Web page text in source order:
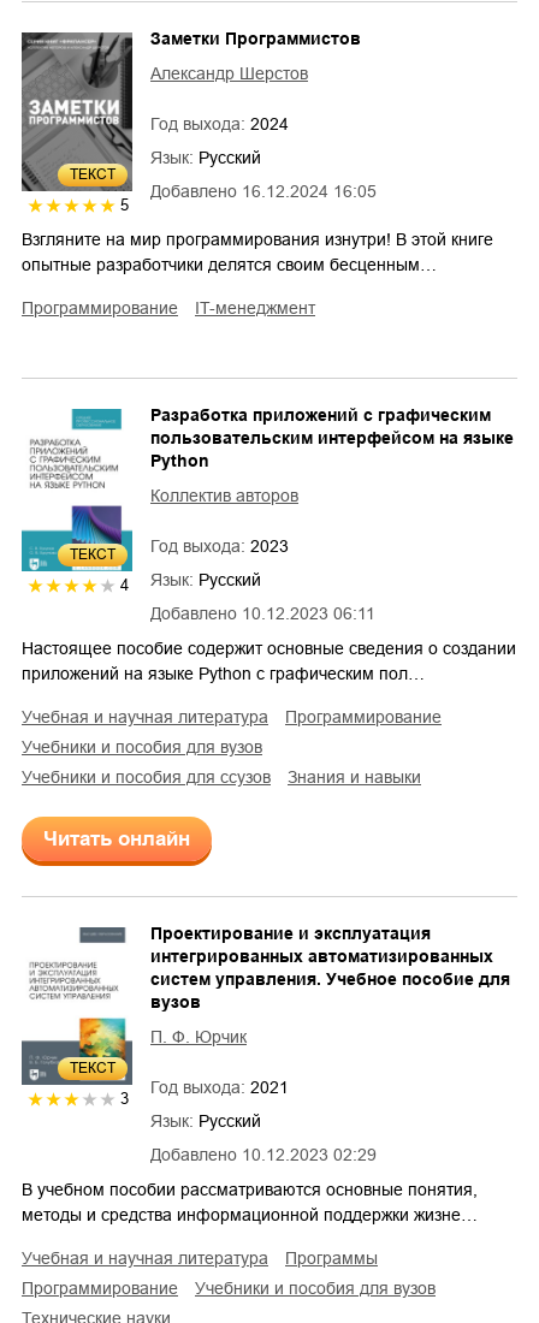
ТЕКСТ
5
Добавлено 16.12.2024 16:05
Заметки Программистов
Александр Шерстов
Год выхода: 2024
Язык: Русский
Взгляните на мир программирования изнутри! В этой книге
опытные разработчики делятся своим бесценным…
программирование IT-менеджмент
ТЕКСТ
4
Добавлено 10.12.2023 06:11
Разработка приложений с графическим
пользовательским интерфейсом на языке
Python
Коллектив авторов
Год выхода: 2023
Язык: Русский
Настоящее пособие содержит основные сведения о создании
приложений на языке Python с графическим пол…
учебная и научная литература
программирование
учебники и пособия для вузов
учебники и пособия для ссузов
знания и навыки
Читать онлайн
ТЕКСТ
3
Добавлено 10.12.2023 02:29
Проектирование и эксплуатация
интегрированных автоматизированных
систем управления. Учебное пособие для
вузов
П. Ф. Юрчик
Год выхода: 2021
Язык: Русский
В учебном пособии рассматриваются основные понятия,
методы и средства информационной поддержки жизне…
учебная и научная литература
программы
программирование
учебники и пособия для вузов
технические науки